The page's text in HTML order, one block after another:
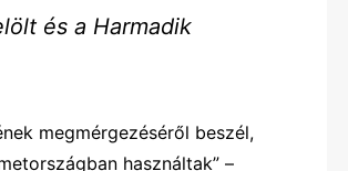
és a Harmadik
megmérgezéséről beszél,
használtak” –